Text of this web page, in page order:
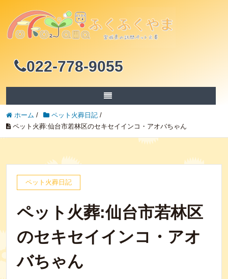
022-778-9055
ホーム / ペット火葬日記 /
ペット火葬:仙台市若林区のセキセイインコ・アオバちゃん
ペット火葬日記
ペット火葬:仙台市若林区
のセキセイインコ・アオ
バちゃん